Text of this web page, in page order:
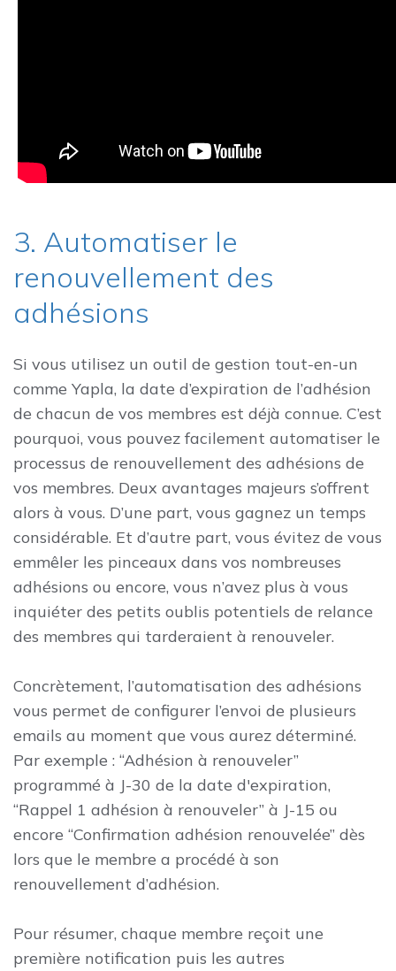
3. Automatiser le
renouvellement des
adhésions
Si vous utilisez un outil de gestion tout-en-un
comme Yapla, la date d’expiration de l’adhésion
de chacun de vos membres est déjà connue. C’est
pourquoi, vous pouvez facilement automatiser le
processus de renouvellement des adhésions de
vos membres. Deux avantages majeurs s’offrent
alors à vous. D’une part, vous gagnez un temps
considérable. Et d’autre part, vous évitez de vous
emmêler les pinceaux dans vos nombreuses
adhésions ou encore, vous n’avez plus à vous
inquiéter des petits oublis potentiels de relance
des membres qui tarderaient à renouveler.
Concrètement, l’automatisation des adhésions
vous permet de configurer l’envoi de plusieurs
emails au moment que vous aurez déterminé.
Par exemple : “Adhésion à renouveler”
programmé à J-30 de la date d'expiration,
“Rappel 1 adhésion à renouveler” à J-15 ou
encore “Confirmation adhésion renouvelée” dès
lors que le membre a procédé à son
renouvellement d’adhésion.
Pour résumer, chaque membre reçoit une
première notification puis les autres